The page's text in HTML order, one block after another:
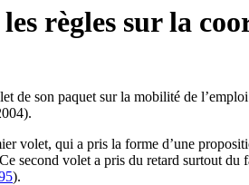
règles sur la
de son paquet sur la mobilité de
volet, qui a pris la forme d’une
second volet a pris du retard surtout du
).